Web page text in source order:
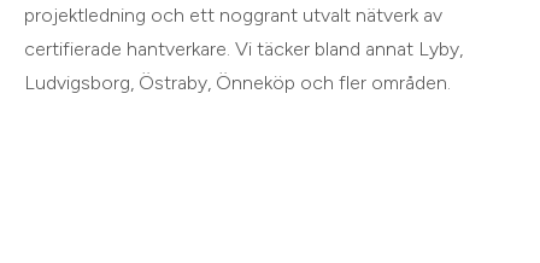
projektledning och ett noggrant utvalt nätverk av
certifierade hantverkare. Vi täcker bland annat Lyby,
Ludvigsborg, Östraby, Önneköp och fler områden